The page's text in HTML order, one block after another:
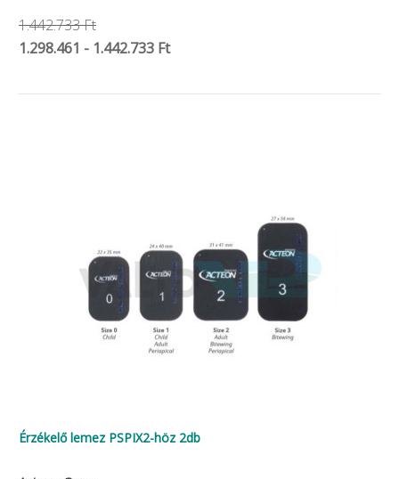
1.442.733 Ft
1.298.461 - 1.442.733 Ft
Érzékelő lemez PSPIX2-höz 2db